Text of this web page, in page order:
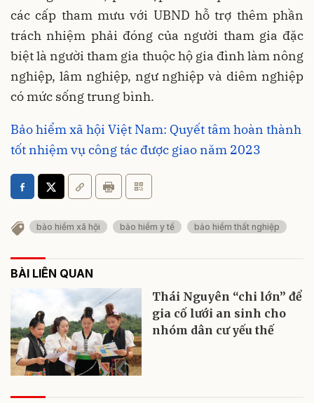
các cấp tham mưu với UBND hỗ trợ thêm phần
trách nhiệm phải đóng của người tham gia đặc
biệt là người tham gia thuộc hộ gia đình làm nông
nghiệp, lâm nghiệp, ngư nghiệp và diêm nghiệp
có mức sống trung bình.
Bảo hiểm xã hội Việt Nam: Quyết tâm hoàn thành
tốt nhiệm vụ công tác được giao năm 2023
bảo hiểm xã hội bảo hiểm y tế bảo hiểm thất nghiệp
BÀI LIÊN QUAN
Thái Nguyên “chi lớn” để
gia cố lưới an sinh cho
nhóm dân cư yếu thế